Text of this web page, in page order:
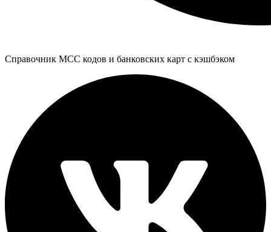
Справочник MCC кодов и банковских карт с кэшбэком